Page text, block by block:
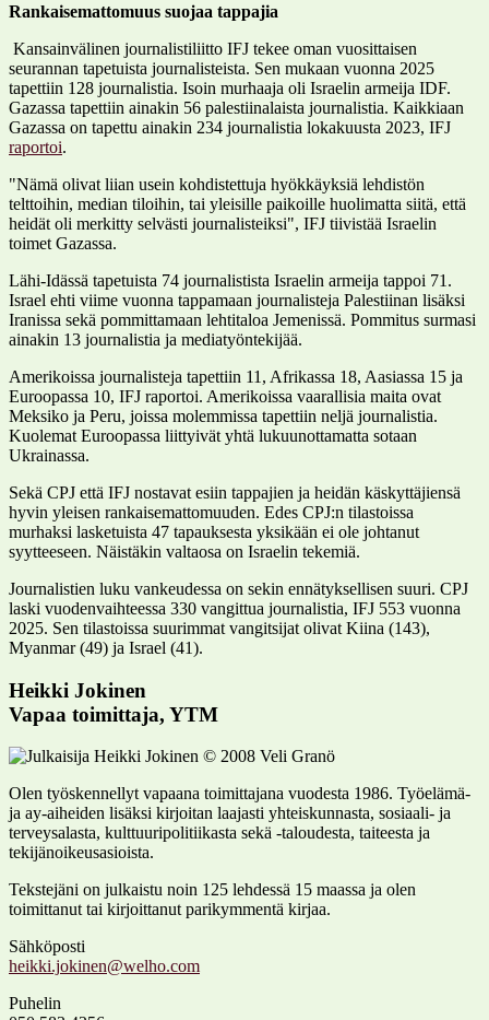
Rankaisemattomuus suojaa tappajia
Kansainvälinen journalistiliitto IFJ tekee oman vuosittaisen
seurannan tapetuista journalisteista. Sen mukaan vuonna 2025
tapettiin 128 journalistia. Isoin murhaaja oli Israelin armeija IDF.
Gazassa tapettiin ainakin 56 palestiinalaista journalistia. Kaikkiaan
Gazassa on tapettu ainakin 234 journalistia lokakuusta 2023, IFJ
raportoi.
"Nämä olivat liian usein kohdistettuja hyökkäyksiä lehdistön
telttoihin, median tiloihin, tai yleisille paikoille huolimatta siitä, että
heidät oli merkitty selvästi journalisteiksi", IFJ tiivistää Israelin
toimet Gazassa.
Lähi-Idässä tapetuista 74 journalistista Israelin armeija tappoi 71.
Israel ehti viime vuonna tappamaan journalisteja Palestiinan lisäksi
Iranissa sekä pommittamaan lehtitaloa Jemenissä. Pommitus surmasi
ainakin 13 journalistia ja mediatyöntekijää.
Amerikoissa journalisteja tapettiin 11, Afrikassa 18, Aasiassa 15 ja
Euroopassa 10, IFJ raportoi. Amerikoissa vaarallisia maita ovat
Meksiko ja Peru, joissa molemmissa tapettiin neljä journalistia.
Kuolemat Euroopassa liittyivät yhtä lukuunottamatta sotaan
Ukrainassa.
Sekä CPJ että IFJ nostavat esiin tappajien ja heidän käskyttäjiensä
hyvin yleisen rankaisemattomuuden. Edes CPJ:n tilastoissa
murhaksi lasketuista 47 tapauksesta yksikään ei ole johtanut
syytteeseen. Näistäkin valtaosa on Israelin tekemiä.
Journalistien luku vankeudessa on sekin ennätyksellisen suuri. CPJ
laski vuodenvaihteessa 330 vangittua journalistia, IFJ 553 vuonna
2025. Sen tilastoissa suurimmat vangitsijat olivat Kiina (143),
Myanmar (49) ja Israel (41).
Heikki Jokinen
Vapaa toimittaja, YTM
Olen työskennellyt vapaana toimittajana vuodesta 1986. Työelämä-
ja ay-aiheiden lisäksi kirjoitan laajasti yhteiskunnasta, sosiaali- ja
terveysalasta, kulttuuripolitiikasta sekä -taloudesta, taiteesta ja
tekijänoikeusasioista.
Tekstejäni on julkaistu noin 125 lehdessä 15 maassa ja olen
toimittanut tai kirjoittanut parikymmentä kirjaa.
Sähköposti
Puhelin